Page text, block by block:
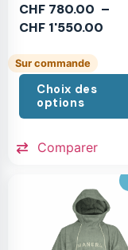
CHF 780.00 –
CHF 1'550.00
Sur commande
Choix des
options
Comparer